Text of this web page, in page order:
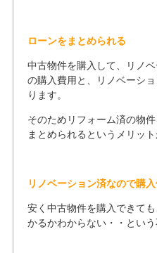
ローンをまとめられる
中古物件を購入して、リノ
の購入費用と、リノベーシ
ります。
そのためリフォーム済の物
まとめられるというメリット
リノベーション済なので購
安く中古物件を購入できて
かるかわからない・・という